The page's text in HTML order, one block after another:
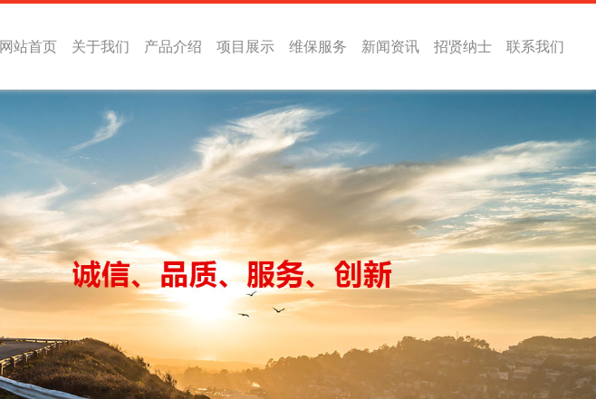
网站首页 关于我们 产品介绍 项目展示 维保服务 新闻资讯 招贤纳士 联系我们